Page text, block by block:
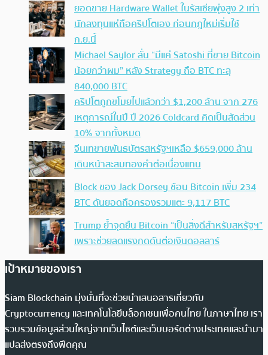
ยอดขาย Hardware Wallet ในรัสเซียพุ่งสูง 2 เท่า
นักลงทุนแห่ถือคริปโตเอง ก่อนกฎใหม่เริ่มใช้
ก.ย.นี้
Michael Saylor ลั่น “มีแค่ Satoshi ที่ขาย Bitcoin
น้อยกว่าผม” หลัง Strategy ถือ BTC ทะลุ
840,000 BTC
คริปโตถูกขโมยไปแล้วกว่า $1,200 ล้าน จาก 276
เหตุการณ์ในปี ปี 2026 Coldcard คิดเป็นสัดส่วน
10% จากทั้งหมด
จีนเทขายพันธบัตรสหรัฐฯเหลือ $659,000 ล้าน
เดินหน้าสะสมทองคำต่อเนื่องแทน
Block ของ Jack Dorsey ช้อน Bitcoin เพิ่ม 234
BTC ดันยอดถือครองรวมแตะ 9,117 BTC
Trump ย้ำจุดยืน Bitcoin “เป็นสิ่งดีสำหรับสหรัฐฯ”
เพราะช่วยลดแรงกดดันต่อเงินดอลลาร์
เป้าหมายของเรา
Siam Blockchain มุ่งมั่นที่จะช่วยนำเสนอสารเกี่ยวกับ
Cryptocurrency และเทคโนโลยีบล็อกเชนเพื่อคนไทย ในภาษาไทย เรา
รวบรวมข้อมูลส่วนใหญ่จากเว็บไซต์และเว็บบอร์ดต่างประเทศและนำมา
แปลส่งตรงถึงฟีดคุณ